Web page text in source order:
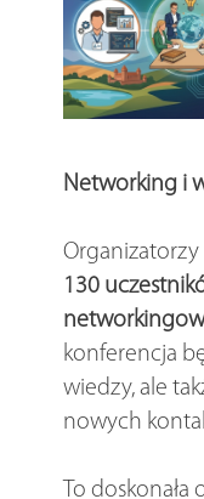
Networking i
130
konferencja
wiedzy, ale
nowych
To